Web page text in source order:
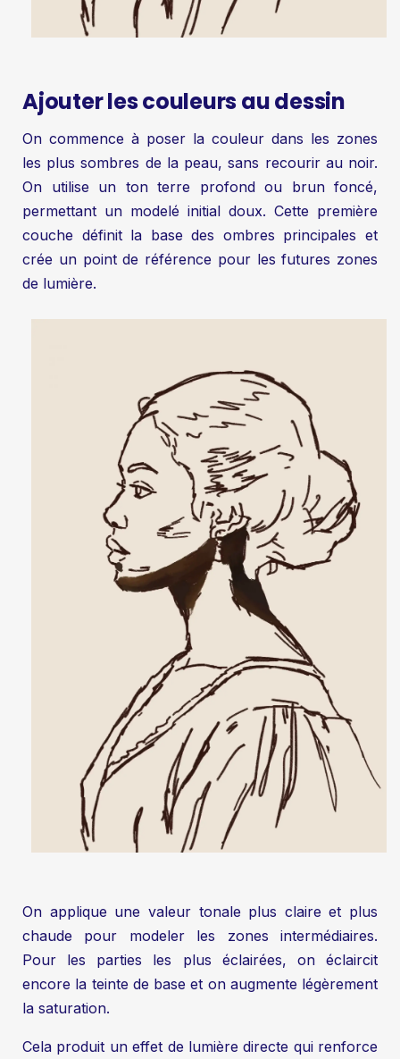
Ajouter les couleurs au dessin
On commence à poser la couleur dans les zones
les plus sombres de la peau, sans recourir au noir.
On utilise un ton terre profond ou brun foncé,
permettant un modelé initial doux. Cette première
couche définit la base des ombres principales et
crée un point de référence pour les futures zones
de lumière.
On applique une valeur tonale plus claire et plus
chaude pour modeler les zones intermédiaires.
Pour les parties les plus éclairées, on éclaircit
encore la teinte de base et on augmente légèrement
la saturation.
Cela produit un effet de lumière directe qui renforce